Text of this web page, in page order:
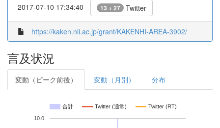
2017-07-10 17:34:40 13 + 27 Twitter
https://kaken.nii.ac.jp/grant/KAKENHI-AREA-3902/
言及状況
変動（ピーク前後） 変動（月別） 分布
合計 Twitter (通常) Twitter (RT)
10.0